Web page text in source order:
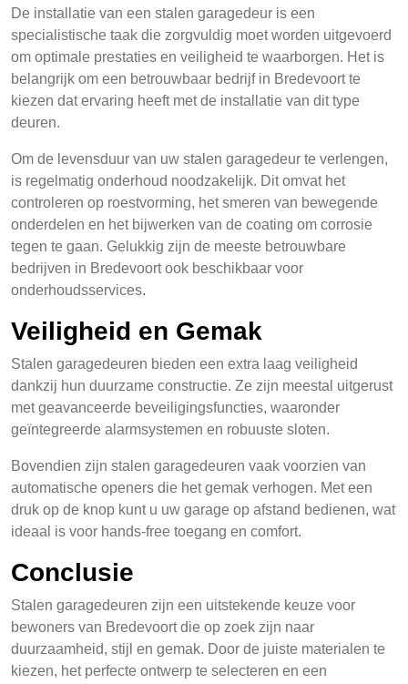
De installatie van een stalen garagedeur is een
specialistische taak die zorgvuldig moet worden uitgevoerd
om optimale prestaties en veiligheid te waarborgen. Het is
belangrijk om een betrouwbaar bedrijf in Bredevoort te
kiezen dat ervaring heeft met de installatie van dit type
deuren.
Om de levensduur van uw stalen garagedeur te verlengen,
is regelmatig onderhoud noodzakelijk. Dit omvat het
controleren op roestvorming, het smeren van bewegende
onderdelen en het bijwerken van de coating om corrosie
tegen te gaan. Gelukkig zijn de meeste betrouwbare
bedrijven in Bredevoort ook beschikbaar voor
onderhoudsservices.
Veiligheid en Gemak
Stalen garagedeuren bieden een extra laag veiligheid
dankzij hun duurzame constructie. Ze zijn meestal uitgerust
met geavanceerde beveiligingsfuncties, waaronder
geïntegreerde alarmsystemen en robuuste sloten.
Bovendien zijn stalen garagedeuren vaak voorzien van
automatische openers die het gemak verhogen. Met een
druk op de knop kunt u uw garage op afstand bedienen, wat
ideaal is voor hands-free toegang en comfort.
Conclusie
Stalen garagedeuren zijn een uitstekende keuze voor
bewoners van Bredevoort die op zoek zijn naar
duurzaamheid, stijl en gemak. Door de juiste materialen te
kiezen, het perfecte ontwerp te selecteren en een